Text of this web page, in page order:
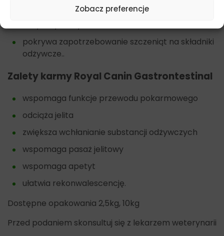
Zobacz preferencje
prebiotyki MOS i FOS
pokrywa zapotrzebowanie szczeniąt na składniki
odżywcze..
Zalety karmy Royal Canin Gastrontestinal
wspomaga funkcje przewodu pokarmowego
odciąża jelita
zwiększa wchłanianie substancji odżywczych
wspomaga pasaż jelitowy
wspomaga apetyt
ułatwia rekonwalescencję.
Dostępne opakowania 2,5kg, 10kg
Przed podaniem skonsultuj się z lekarzem weterynarii